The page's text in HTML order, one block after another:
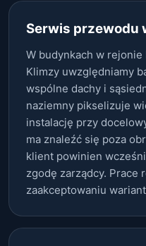
Serwis przewodu
W budynkach w
Klimzy uwzględniamy
wspólne dachy i
naziemny pikselizuje
instalację przy
ma znaleźć się poza
klient powinien
zgodę zarządcy. Prace
zaakceptowaniu